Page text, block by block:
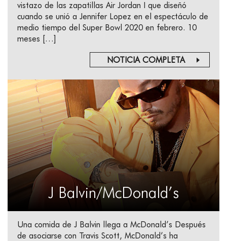
vistazo de las zapatillas Air Jordan I que diseñó
cuando se unió a Jennifer Lopez en el espectáculo de
medio tiempo del Super Bowl 2020 en febrero. 10
meses […]
NOTICIA COMPLETA
J Balvin/McDonald’s
Una comida de J Balvin llega a McDonald’s Después
de asociarse con Travis Scott, McDonald’s ha